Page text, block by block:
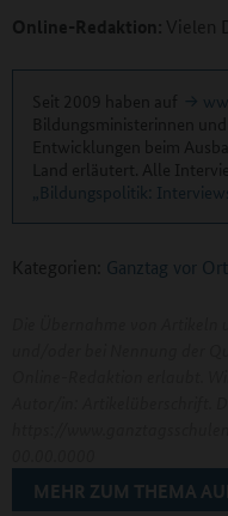
Online-Redaktion: Vielen
„Bildungspolitik:
Kategorien: Ganztag vor Ort
MEHR ZUM THEMA